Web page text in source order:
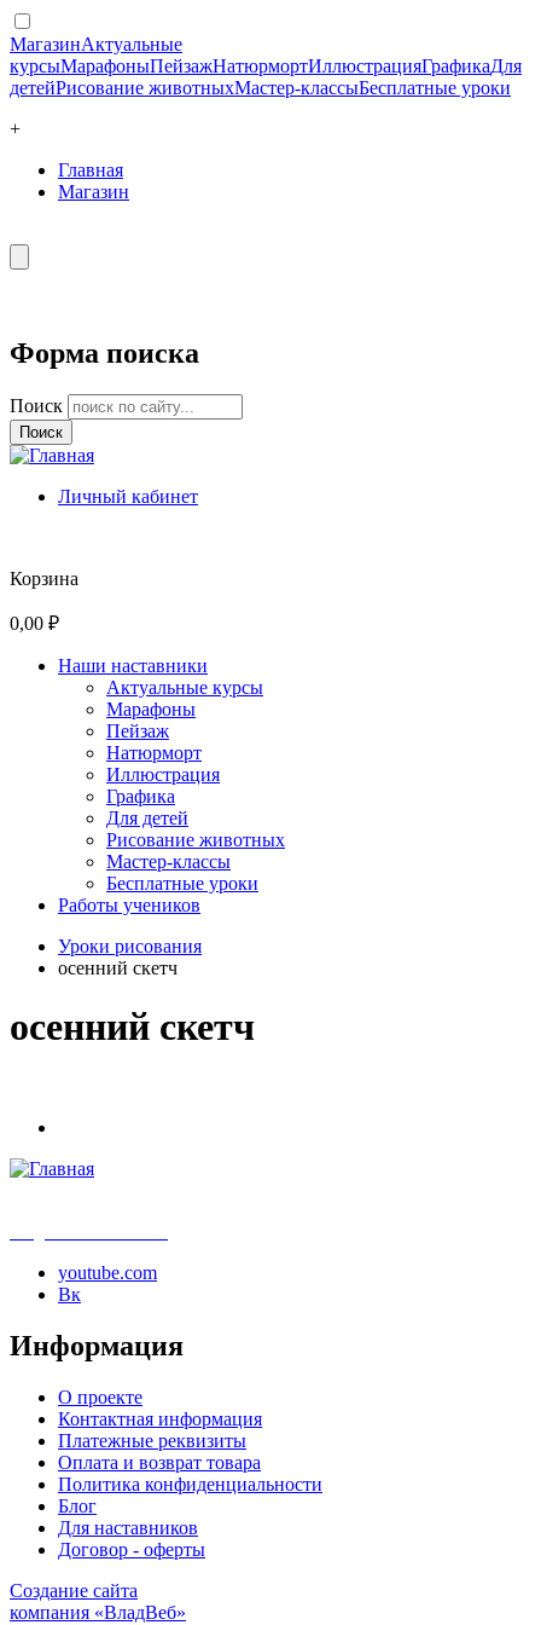
МагазинАктуальные
курсыМарафоныПейзажНатюрмортИллюстрацияГрафикаДля
детейРисование животныхМастер-классыБесплатные уроки
+
Главная
Магазин
Форма поиска
Поиск
Личный кабинет
Корзина
0,00 ₽
Наши наставники
Актуальные курсы
Марафоны
Пейзаж
Натюрморт
Иллюстрация
Графика
Для детей
Рисование животных
Мастер-классы
Бесплатные уроки
Работы учеников
Уроки рисования
осенний скетч
осенний скетч
youtube.com
Вк
Информация
О проекте
Контактная информация
Платежные реквизиты
Оплата и возврат товара
Политика конфиденциальности
Блог
Для наставников
Договор - оферты
Создание сайта
компания «ВладВеб»